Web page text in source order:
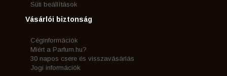
Süti beállítások
Vásárlói biztonság
Céginformációk
Miért a Parfum.hu?
30 napos csere és visszavásárlás
Jogi információk